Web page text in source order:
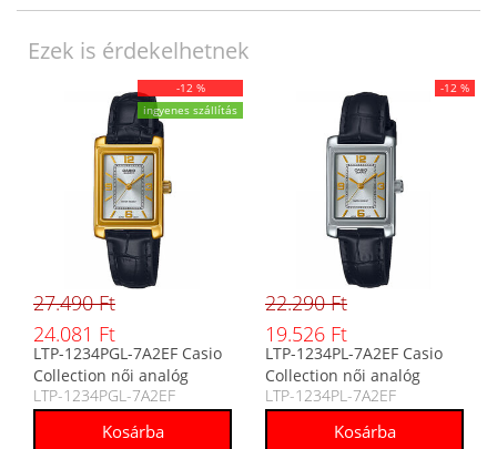
Ezek is érdekelhetnek
-12 %
ingyenes szállítás
27.490 Ft
24.081 Ft
LTP-1234PGL-7A2EF Casio
Collection női analóg
karóra
LTP-1234PGL-7A2EF
-12 %
22.290 Ft
19.526 Ft
LTP-1234PL-7A2EF Casio
Collection női analóg
karóra
LTP-1234PL-7A2EF